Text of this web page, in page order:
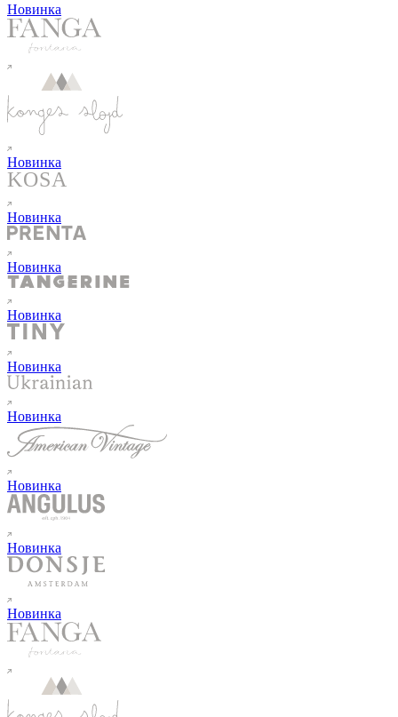
Новинка
Новинка
Новинка
Новинка
Новинка
Новинка
Новинка
Новинка
Новинка
Новинка